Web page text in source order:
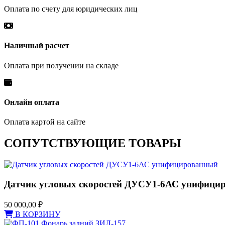
Оплата по счету для юридических лиц
Наличный расчет
Оплата при получении на складе
Онлайн оплата
Оплата картой на сайте
СОПУТСТВУЮЩИЕ ТОВАРЫ
Датчик угловых скоростей ДУСУ1-6АС
50 000,00 ₽
В КОРЗИНУ